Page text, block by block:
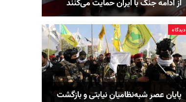
از ادامه جنگ با ایران حمایت می‌کنند
دیدگاه
پایان عصر شبه‌نظامیان نیابتی و بازگشت